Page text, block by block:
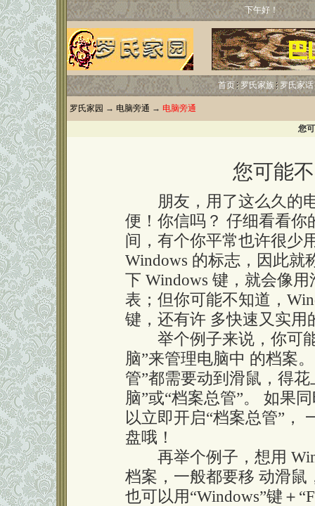
下午好！
首页 罗氏家族 罗氏家话
罗氏家园 → 电脑旁通 → 电脑旁通
您
您可能
朋友，用了这么久的电
便！你信吗？ 仔细看看你
间，有个你平常也许很少
Windows 的标志，因此就
下 Windows 键，就会像
表；但你可能不知道，
键，还有许 多快速又实用
举个例子来说，你可能
脑”来管理电脑中 的档案
管”都需要动到滑鼠，得
脑”或“档案总管”。 如果
以立即开启“档案总管”，
盘哦！
再举个例子，想用
档案，一般都要移 动滑鼠
也可以用“Windows”键＋